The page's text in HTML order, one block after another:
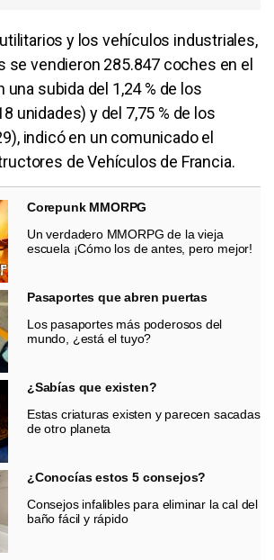
y los vehículos industriales,
se vendieron 285.847 coches en el
una subida del 1,24 % de los
unidades) y del 7,75 % de los
indicó en un comunicado el
de Vehículos de Francia.
Corepunk MMORPG
Un verdadero MMORPG de la vieja
escuela ¡Cómo los de antes, pero mejor!
Pasaportes que abren puertas
Los pasaportes más poderosos del
mundo, ¿está el tuyo?
¿Sabías que existen?
Estas criaturas existen y parecen sacadas
de otro planeta
¿Conocías estos 5 consejos?
Consejos infalibles para eliminar la cal del
baño fácil y rápido